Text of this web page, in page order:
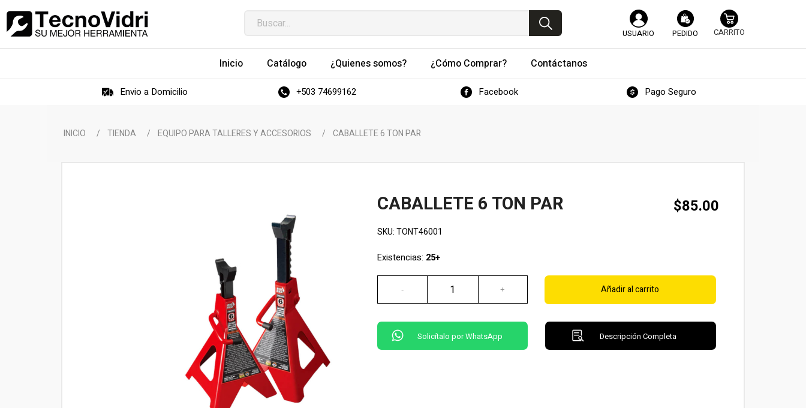
USUARIO PEDIDO
Inicio Catálogo ¿Quienes somos? ¿Cómo Comprar? Contáctanos
Envio a Domicilio +503 74699162 Facebook Pago Seguro
INICIO / TIENDA / EQUIPO PARA TALLERES Y ACCESORIOS / CABALLETE 6 TON PAR
CABALLETE 6 TON PAR $85.00
SKU:TONT46001
Existencias: 25+
Añadir al carrito
Solicítalo por WhatsApp Descripción Completa